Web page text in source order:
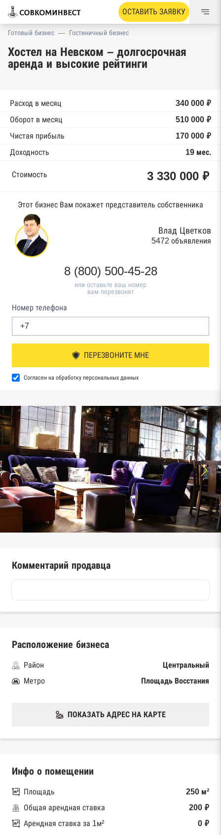
ОСТАВИТЬ ЗАЯВКУ
Готовый бизнес — Гостиничный бизнес
Хостел на Невском – долгосрочная
аренда и высокие рейтинги
Расход в месяц
340 000 ₽
Оборот в месяц
510 000 ₽
Чистая прибыль
170 000 ₽
Доходность
19 мес.
Стоимость 3 330 000 ₽
Этот бизнес Вам покажет представитель собственника
Влад Цветков
5472 объявления
8 (800) 500-45-28
или оставьте ваш номер
вам перезвонят
Номер телефона
ПЕРЕЗВОНИТЕ МНЕ
Согласен на обработку персональных данных
Комментарий продавца
Расположение бизнеса
Район
Центральный
Метро
Площадь Восстания
ПОКАЗАТЬ АДРЕС НА КАРТЕ
Инфо о помещении
Площадь
250 м²
Общая арендная ставка
200 ₽
Арендная ставка за 1м²
0 ₽